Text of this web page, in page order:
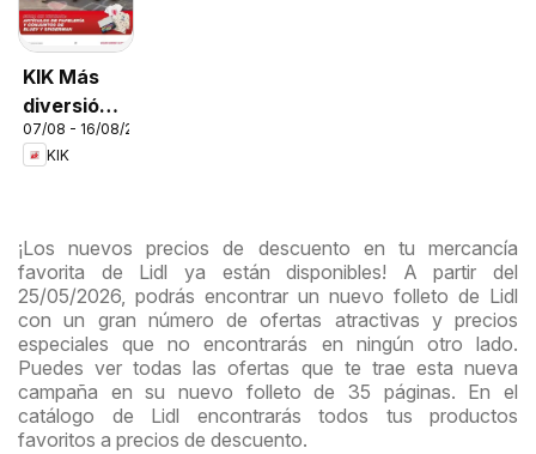
KIK Más
diversión
en el cole
07/08 - 16/08/2026
KIK
¡Los nuevos precios de descuento en tu mercancía
favorita de Lidl ya están disponibles! A partir del
25/05/2026, podrás encontrar un nuevo folleto de Lidl
con un gran número de ofertas atractivas y precios
especiales que no encontrarás en ningún otro lado.
Puedes ver todas las ofertas que te trae esta nueva
campaña en su nuevo folleto de 35 páginas. En el
catálogo de Lidl encontrarás todos tus productos
favoritos a precios de descuento.